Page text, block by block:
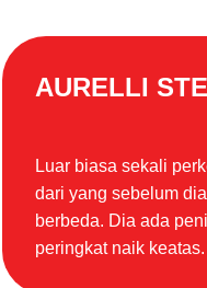
AURELLI
Luar biasa sekali
dari yang sebelum
berbeda. Dia ada
peringkat naik keatas.